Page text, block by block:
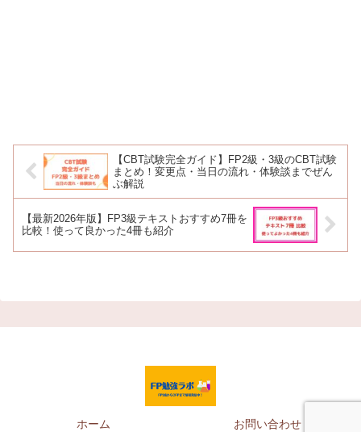
【CBT試験完全ガイド】FP2級・3級のCBT試験
まとめ！変更点・当日の流れ・体験談までぜん
ぶ解説
【最新2026年版】FP3級テキストおすすめ7冊を
比較！使って良かった4冊も紹介
ホーム お問い合わせ